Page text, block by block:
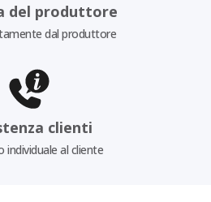
del produttore
dal produttore
clienti
individuale al cliente